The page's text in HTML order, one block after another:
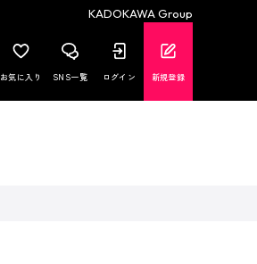
KADOKAWA Group
お気に入り SNS一覧 ログイン 新規登録